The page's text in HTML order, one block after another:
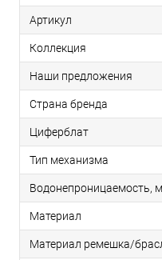
Артикул
Коллекция
Наши предложения
Страна бренда
Циферблат
Тип механизма
Водонепроницаемость,
Материал
Материал ремешка/